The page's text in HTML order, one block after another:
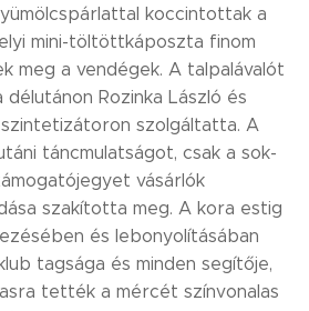
koccintottak a
mini-töltöttkáposzta finom
meg a vendégek. A talpalávalót
Rozinka László és
szolgáltatta. A
táncmulatságot, csak a sok-
vásárlók
szakította meg. A kora estig
és lebonyolításában
tagsága és minden segítője,
tették a mércét színvonalas